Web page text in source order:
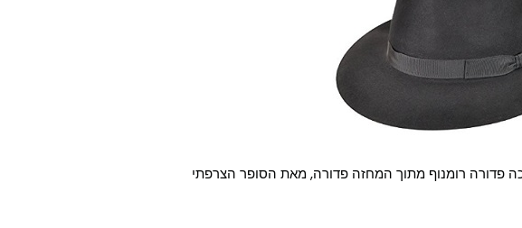
פדורה רומנוף מתוך המחזה פדורה, מאת הסופר הצרפתי